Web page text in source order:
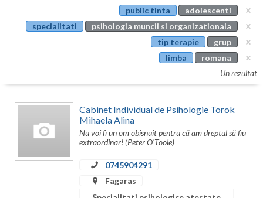
Calarasi
Constanta
Membri
public tinta
adolescenti
specialitati
psihologia muncii si organizationala
tip terapie
grup
limba
romana
Un rezultat
Cabinet Individual de Psihologie Torok
Mihaela Alina
Nu voi fi un om obisnuit pentru că am dreptul să fiu
extraordinar! (Peter O'Toole)
0745904291
Fagaras